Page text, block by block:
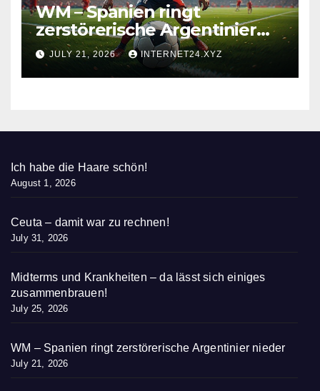
WM – Spanien ringt
zerstörerische Argentinier
nieder
JULY 21, 2026 INTERNET24.XYZ
Ich habe die Haare schön!
August 1, 2026
Ceuta – damit war zu rechnen!
July 31, 2026
Midterms und Krankheiten – da lässt sich einiges
zusammenbrauen!
July 25, 2026
WM – Spanien ringt zerstörerische Argentinier nieder
July 21, 2026